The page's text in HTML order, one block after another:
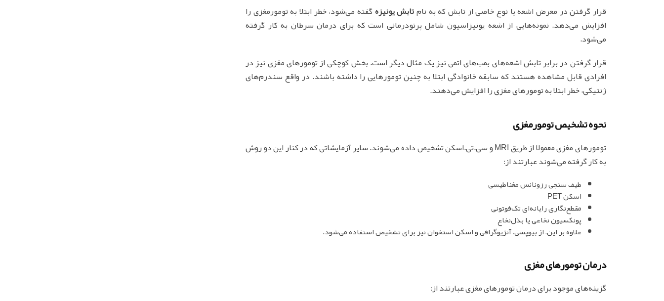
قرار گرفتن در معرض اشعه یا نوع خاصی از تابش که به نامتابش یونیزهگفته می‌شود، خطر ابتلا به تومورمغزی را
افزایش می‌دهد. نمونه‌هایی از اشعه یونیزاسیون شامل پرتودرمانی است که برای درمان سرطان به کار گرفته
می‌شود.
قرار گرفتن در برابر تابش اشعه‌های بمب‌های اتمی نیز یک مثال دیگر است. بخش کوچکی از تومورهای مغزی نیز در
افرادی قابل مشاهده هستند که سابقه خانوادگی ابتلا به چنین تومورهایی را داشته باشند. در واقع سندرم‌های
ژنتیکی، خطر ابتلا به تومورهای مغزی را افزایش می‌دهند.
نحوه تشخیص تومورمغزی
تومورهای مغزی معمولا از طریق MRI و سی.تی.اسکن تشخیص داده می‌شوند. سایر آزمایشاتی که در کنار این دو روش
به کار گرفته می‌شوند عبارتند از:
طیف سنجی رزونانس مغناطیسی
اسکن PET
مقطع‌نگاری رایانه‌ای تک‌فوتونی
پونکسیون نخاعی یا بذل‌نخاع
علاوه بر این، از بیوپسی، آنژیوگرافی و اسکن استخوان نیز برای تشخیص استفاده می‌شود.
درمان تومورهای مغزی
گزینه‌های موجود برای درمان تومورهای مغزی عبارتند از: